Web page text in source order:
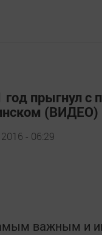
год прыгнул
(ВИДЕО)
- 06:29
важным и